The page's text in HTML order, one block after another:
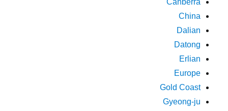
Canberra
China
Dalian
Datong
Erlian
Europe
Gold Coast
Gyeong-ju